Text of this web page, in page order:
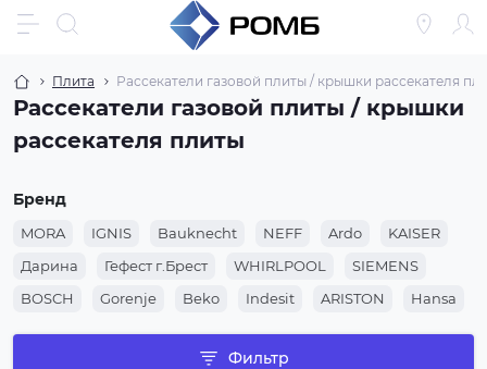
Плита Рассекатели газовой плиты / крышки рассекателя
Рассекатели газовой плиты / крышки
рассекателя плиты
Бренд
MORA IGNIS Bauknecht NEFF Ardo
KAISER
Дарина
Гефест г.Брест WHIRLPOOL
SIEMENS
BOSCH
Gorenje Beko Indesit ARISTON Hansa
Фильтр